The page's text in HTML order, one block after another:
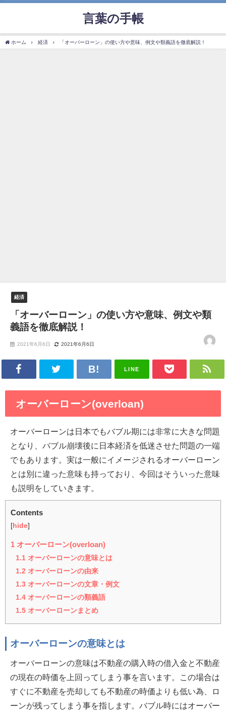
言葉の手帳
ホーム 経済 「オーバーローン」の使い方や意味、例文や類義語を徹底解説！
経済
「オーバーローン」の使い方や意味、例文や類
義語を徹底解説！
2021年6月6日 2021年6月6日
LINE
オーバーローン(overloan)
オーバーローンは日本でもバブル期には非常に大きな問題
となり、バブル崩壊後に日本経済を低迷させた問題の一端
でもあります。実は一般にイメージされるオーバーローン
とは別に違った意味も持っており、今回はそういった意味
も説明をしていきます。
Contents
[ hide]
1 オーバーローン(overloan)
1.1 オーバーローンの意味とは
1.2 オーバーローンの由来
1.3 オーバーローンの文章・例文
1.4 オーバーローンの類義語
1.5 オーバーローンまとめ
オーバーローンの意味とは
オーバーローンの意味は不動産の購入時の借入金と不動産
の現在の時価を上回ってしまう事を言います。この場合は
すぐに不動産を売却しても不動産の時価よりも低い為、ロ
ーンが残ってしまう事を指します。バブル時にはオーバー